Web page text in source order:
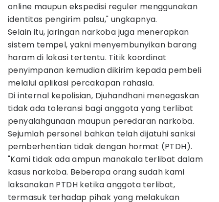
online maupun ekspedisi reguler menggunakan
identitas pengirim palsu," ungkapnya.
Selain itu, jaringan narkoba juga menerapkan
sistem tempel, yakni menyembunyikan barang
haram di lokasi tertentu. Titik koordinat
penyimpanan kemudian dikirim kepada pembeli
melalui aplikasi percakapan rahasia.
Di internal kepolisian, Djuhandhani menegaskan
tidak ada toleransi bagi anggota yang terlibat
penyalahgunaan maupun peredaran narkoba.
Sejumlah personel bahkan telah dijatuhi sanksi
pemberhentian tidak dengan hormat (PTDH).
"Kami tidak ada ampun manakala terlibat dalam
kasus narkoba. Beberapa orang sudah kami
laksanakan PTDH ketika anggota terlibat,
termasuk terhadap pihak yang melakukan